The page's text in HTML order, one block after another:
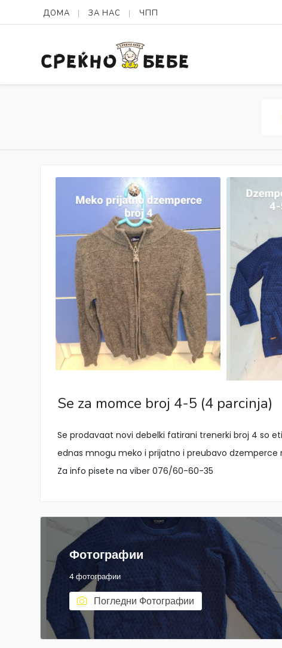
ДОМА ЗА НАС ЧПП
Se za momce broj 4-5 (4 parcinja)
Se prodavaat novi debelki fatirani trenerki broj 4 so
ednas mnogu meko i prijatno i preubavo dzemperce
Za info pisete na viber 076/60-60-35
Фотографии
4 фотографии
Погледни Фотографии